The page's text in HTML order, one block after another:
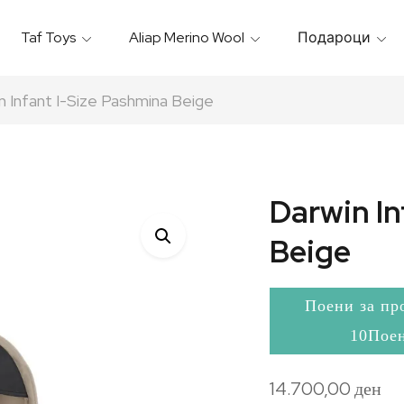
Taf Toys Aliap Merino Wool Подароци
Infant I-Size Pashmina Beige
Darwin
Beige
Поени за
14.700,00ден